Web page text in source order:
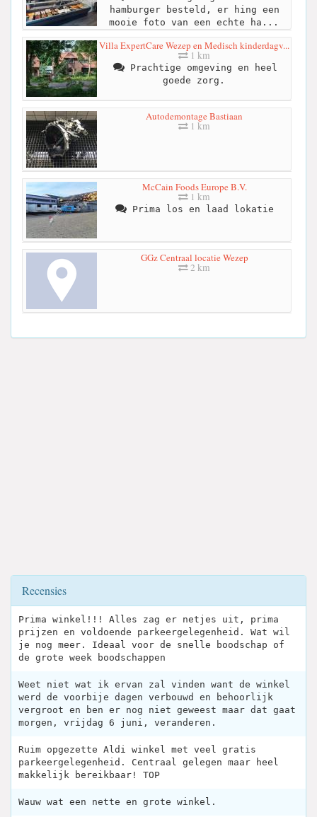
hamburger besteld, er hing een
mooie foto van een echte ha...
Villa ExpertCare Wezep en Medisch kinderdagv...
1 km
Prachtige omgeving en heel
goede zorg.
Autodemontage Bastiaan
1 km
McCain Foods Europe B.V.
1 km
Prima los en laad lokatie
GGz Centraal locatie Wezep
2 km
Recensies
Prima winkel!!! Alles zag er netjes uit, prima
prijzen en voldoende parkeergelegenheid. Wat wil
je nog meer. Ideaal voor de snelle boodschap of
de grote week boodschappen
Weet niet wat ik ervan zal vinden want de winkel
werd de voorbije dagen verbouwd en behoorlijk
vergroot en ben er nog niet geweest maar dat gaat
morgen, vrijdag 6 juni, veranderen.
Ruim opgezette Aldi winkel met veel gratis
parkeergelegenheid. Centraal gelegen maar heel
makkelijk bereikbaar! TOP
Wauw wat een nette en grote winkel.